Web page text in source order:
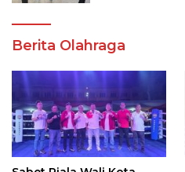
Berita Olahraga